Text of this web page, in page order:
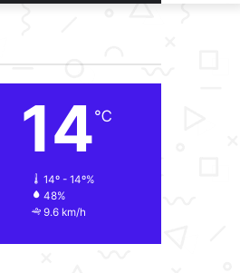
14℃
14º - 14º%
48%
9.6 km/h